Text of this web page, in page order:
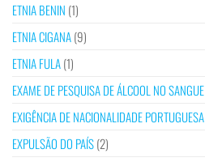
ETNIA BENIN (1)
ETNIA CIGANA(9)
ETNIA FULA(1)
EXAME DE PESQUISA DE ÁLCOOL NO SANGUE
EXIGÊNCIA DE NACIONALIDADE PORTUGUESA
EXPULSÃO DO PAÍS(2)